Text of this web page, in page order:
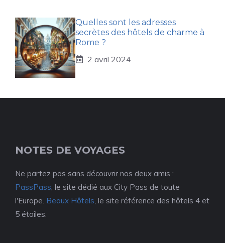
Quelles sont les adresses
secrètes des hôtels de charme à
Rome ?
2 avril 2024
NOTES DE VOYAGES
Ne partez pas sans découvrir nos deux amis :
PassPass , le site dédié aux City Pass de toute
l'Europe. Beaux Hôtels , le site référence des hôtels 4 et
5 étoiles.